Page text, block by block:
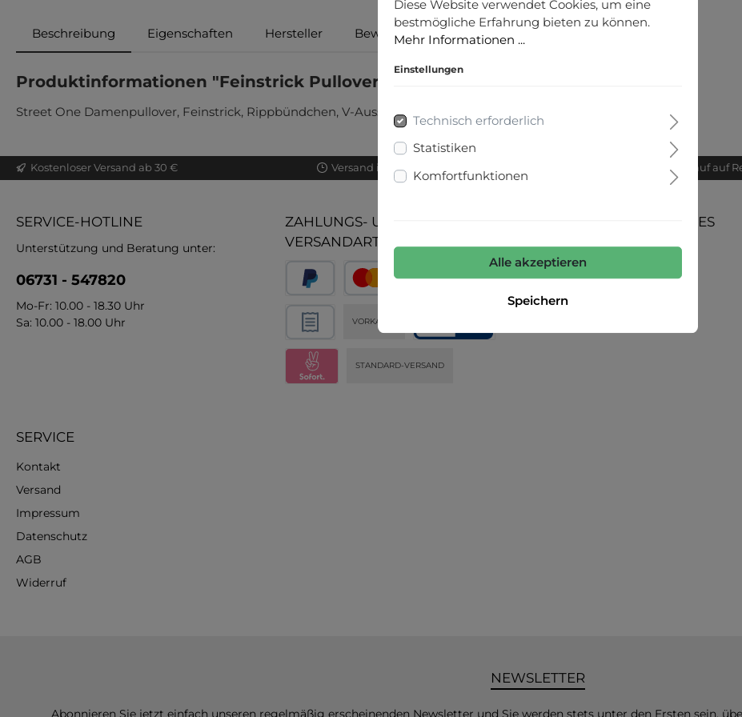
Beschreibung Eigenschaften Hersteller Bewertungen
Produktinformationen "Feinstrick Pullover"
Street One Damenpullover, Feinstrick, Rippbündchen, V-Ausschnitt, Langarm
Kostenloser Versand ab 30 € Versand innerhalb von 24h Bequemer Kauf auf
SERVICE-HOTLINE
Unterstützung und Beratung unter:
06731 - 547820
Mo-Fr: 10.00 - 18.30 Uhr
Sa: 10.00 - 18.00 Uhr
ZAHLUNGS- UND
VERSANDARTEN
VORKASSE
STANDARD-VERSAND
UNSERE COMMUNITIES
SERVICE
Kontakt
Versand
Impressum
Datenschutz
AGB
Widerruf
NEWSLETTER
Abonnieren Sie jetzt einfach unseren regelmäßig erscheinenden Newsletter und Sie werden stets unter den Ersten sein,
Diese Website verwendet Cookies, um eine
bestmögliche Erfahrung bieten zu können.
Mehr Informationen ...
Einstellungen
Technisch erforderlich
Statistiken
Komfortfunktionen
Alle akzeptieren
Speichern